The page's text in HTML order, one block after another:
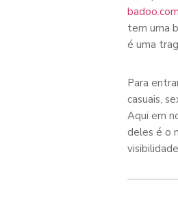
tem uma
é uma
Para
casuais,
Aqui em
deles é o